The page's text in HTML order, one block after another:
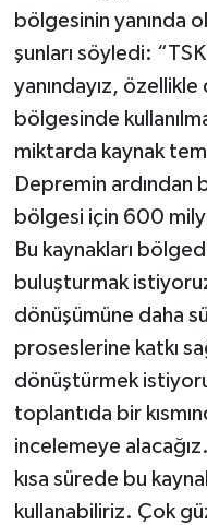
bölgesinin yanında
şunları söyledi:
yanındayız,
bölgesinde
miktarda kaynak
Depremin ardından
bölgesi için 600
Bu kaynakları
buluşturmak
dönüşümüne daha
proseslerine katkı
dönüştürmek
toplantıda bir
incelemeye
kısa sürede bu
kullanabiliriz. Çok